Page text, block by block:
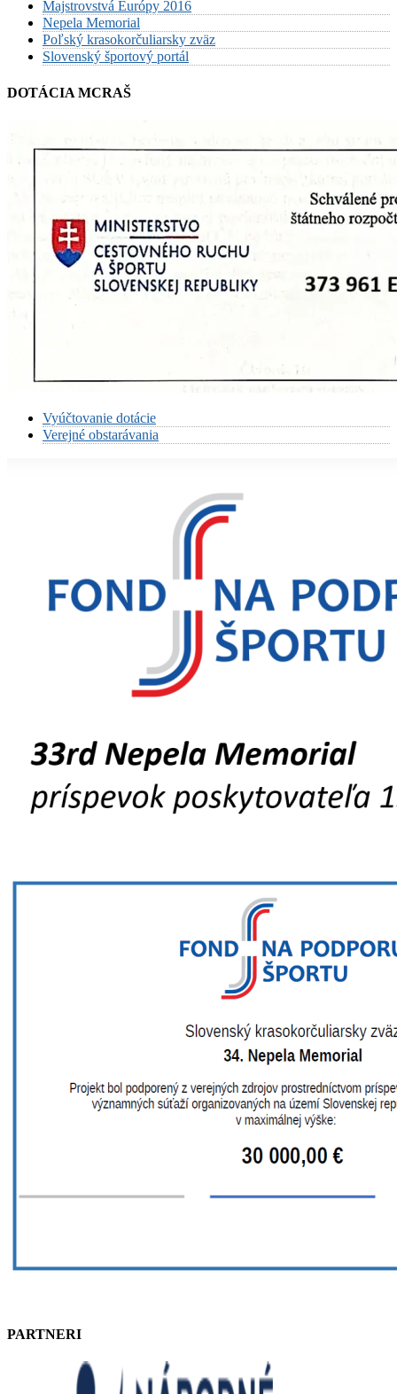
Majstrovstvá Európy 2016
Nepela Memorial
Poľský krasokorčuliarsky zväz
Slovenský športový portál
DOTÁCIA MCRAŠ
Vyúčtovanie dotácie
Verejné obstarávania
PARTNERI